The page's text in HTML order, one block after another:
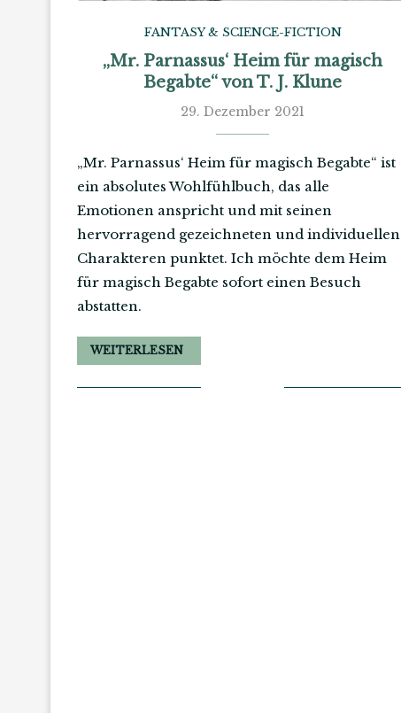
FANTASY & SCIENCE-FICTION
„Mr. Parnassus‘ Heim für magisch
Begabte“ von T. J. Klune
29. Dezember 2021
„Mr. Parnassus‘ Heim für magisch Begabte“ ist
ein absolutes Wohlfühlbuch, das alle
Emotionen anspricht und mit seinen
hervorragend gezeichneten und individuellen
Charakteren punktet. Ich möchte dem Heim
für magisch Begabte sofort einen Besuch
abstatten.
WEITERLESEN